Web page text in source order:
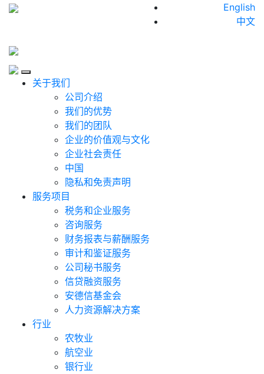
Skip to content
English
中文
Close
关于我们
公司介绍
我们的优势
我们的团队
企业的价值观与文化
企业社会责任
中国
隐私和免责声明
服务项目
税务和企业服务
咨询服务
财务报表与薪酬服务
审计和鉴证服务
公司秘书服务
信贷融资服务
安德信基金会
人力资源解决方案
行业
农牧业
航空业
银行业